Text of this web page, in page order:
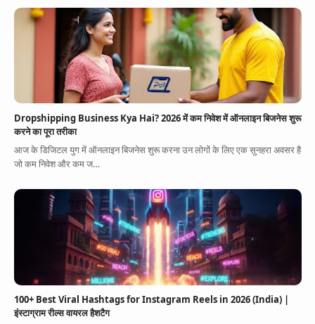
Dropshipping Business Kya Hai? 2026 में कम निवेश में ऑनलाइन बिजनेस शुरू
करने का पूरा तरीका
आज के डिजिटल युग में ऑनलाइन बिजनेस शुरू करना उन लोगों के लिए एक सुनहरा अवसर है
जो कम निवेश और कम ज…
100+ Best Viral Hashtags for Instagram Reels in 2026 (India) |
इंस्टाग्राम रील्स वायरल हैशटैग